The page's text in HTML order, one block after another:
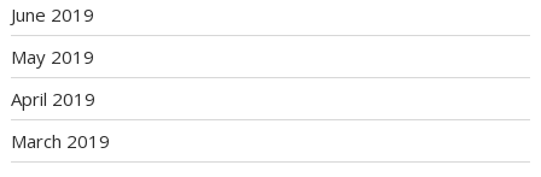
June 2019
May 2019
April 2019
March 2019